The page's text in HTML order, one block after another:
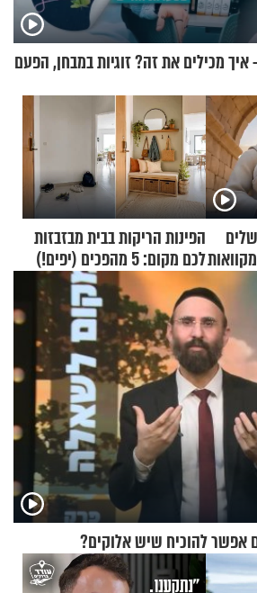
מכילים את זה? זוגיות במבחן, הפעם
הפינות הריקות בבית מבזבזות
לכם מקום: 5 מהפכים (יפים!)
שאפשר לעשות כבר היום
אפשר להוכיח שיש אלוקים?